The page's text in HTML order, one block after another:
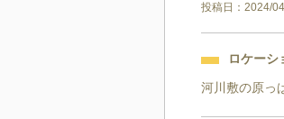
投稿日： 2024/
ロケーシ
河川敷の原っ